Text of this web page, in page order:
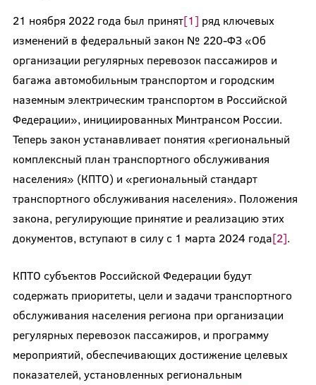
21 ноября 2022 года был принят[1] ряд ключевых
изменений в федеральный закон № 220-ФЗ «Об
организации регулярных перевозок пассажиров и
багажа автомобильным транспортом и городским
наземным электрическим транспортом в Российской
Федерации», инициированных Минтрансом России.
Теперь закон устанавливает понятия «региональный
комплексный план транспортного обслуживания
населения» (КПТО) и «региональный стандарт
транспортного обслуживания населения». Положения
закона, регулирующие принятие и реализацию этих
документов, вступают в силу с 1 марта 2024 года[2].
КПТО субъектов Российской Федерации будут
содержать приоритеты, цели и задачи транспортного
обслуживания населения региона при организации
регулярных перевозок пассажиров, и программу
мероприятий, обеспечивающих достижение целевых
показателей, установленных региональным